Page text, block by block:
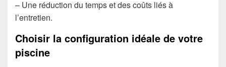
– Une réduction du temps et des coûts liés à
l’entretien.
Choisir la configuration idéale de votre
piscine